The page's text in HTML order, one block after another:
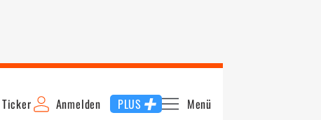
Ticker Anmelden PLUS Menü